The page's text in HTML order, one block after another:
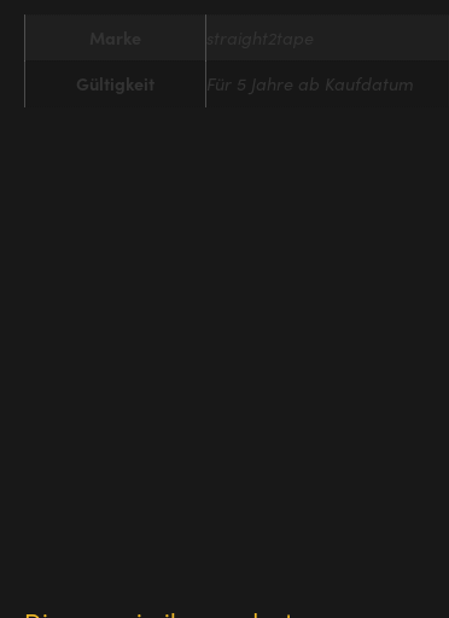
Gültigkeit
Für 5 Jahre ab Kaufdatum